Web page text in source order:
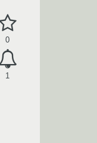
0
1